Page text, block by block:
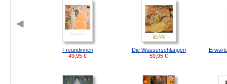
Freundinnen
49,95 €
Die Wasserschlangen
59,95 €